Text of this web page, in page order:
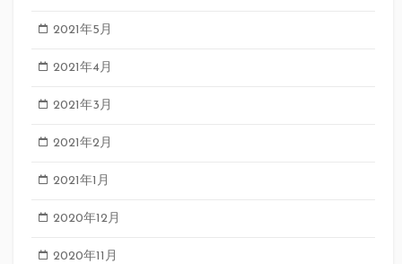
2021年5月
2021年4月
2021年3月
2021年2月
2021年1月
2020年12月
2020年11月